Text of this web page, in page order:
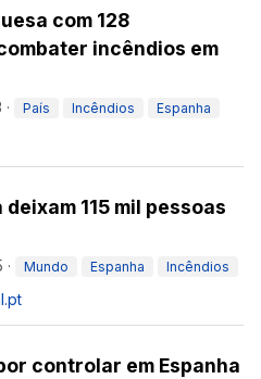
com 128
incêndios em
· País Incêndios Espanha
115 mil pessoas
· Mundo Espanha Incêndios
controlar em Espanha